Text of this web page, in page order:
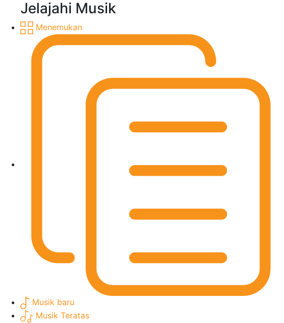
Jelajahi Musik
Menemukan
Musik baru
Musik Teratas